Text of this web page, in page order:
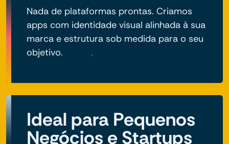
Nada de plataformas prontas. Criamos
apps com identidade visual alinhada à sua
marca e estrutura sob medida para o seu
objetivo.
Ideal para Pequenos
Negócios e Startups